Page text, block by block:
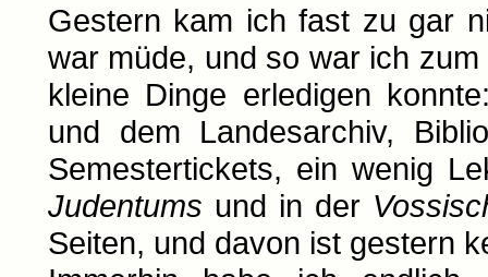
Gestern kam ich fast zu gar
war müde, und so war ich
kleine Dinge erledigen
und dem Landesarchiv,
Semestertickets, ein wenig
Judentums und in der
Seiten, und davon ist gestern